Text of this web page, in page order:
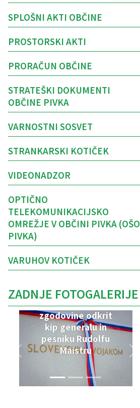
SPLOŠNI AKTI OBČINE
PROSTORSKI AKTI
PRORAČUN OBČINE
STRATEŠKI DOKUMENTI
OBČINE PIVKA
VARNOSTNI SOSVET
STRANKARSKI KOTIČEK
VIDEONADZOR
OPTIČNO
TELEKOMUNIKACIJSKO
OMREŽJE V OBČINI PIVKA (OŠO
PIVKA)
VARUHOV KOTIČEK
ZADNJE FOTOGALERIJE
V Parku vojaške
zgodovine odkrit
kip generalu in
pesniku Rudolfu
Maistru